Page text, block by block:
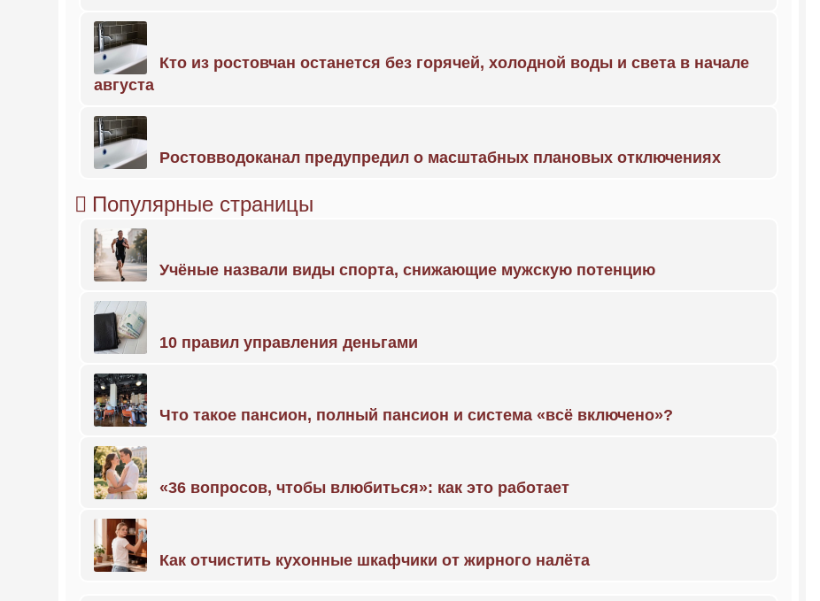
Кто из ростовчан останется без горячей, холодной воды и света в начале
августа
Ростовводоканал предупредил о масштабных плановых отключениях
Популярные страницы
Учёные назвали виды спорта, снижающие мужскую потенцию
10 правил управления деньгами
Что такое пансион, полный пансион и система «всё включено»?
«36 вопросов, чтобы влюбиться»: как это работает
Как отчистить кухонные шкафчики от жирного налёта